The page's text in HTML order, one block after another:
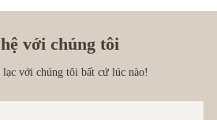
với chúng tôi
lạc với chúng tôi bất cứ lúc nào!